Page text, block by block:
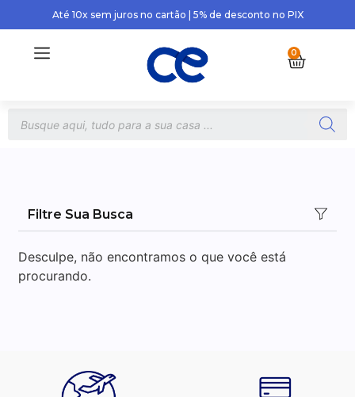
Até 10x sem juros no cartão | 5% de desconto no PIX
0
Filtre Sua Busca
Desculpe, não encontramos o que você está
procurando.